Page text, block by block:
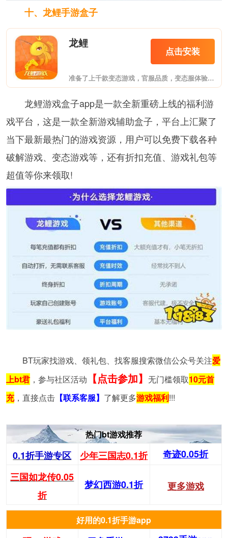
十、龙鲤手游盒子
龙鲤
点击安装
准备了上千款变态游戏，官服品质，变态服体验，让您体验VIP、GM特权，发现更大的游戏世界！
龙鲤游戏盒子app是一款全新重磅上线的福利游
戏平台，这是一款全新游戏辅助盒子，平台上汇聚了
当下最新最热门的游戏资源，用户可以免费下载各种
破解游戏、变态游戏等，还有折扣充值、游戏礼包等
超值等你来领取!
BT玩家找游戏、领礼包、找客服搜索微信公众号关注爱
上bt君，参与社区活动 【点击参加】 无门槛领取10元首
充，直接点击【联系客服】 了解更多游戏福利!!!
热门bt游戏推荐
0.1折手游专区 少年三国志0.1折
奇迹0.05折
三国如龙传0.05
折
梦幻西游0.1折 更多游戏
好用的0.1折手游app